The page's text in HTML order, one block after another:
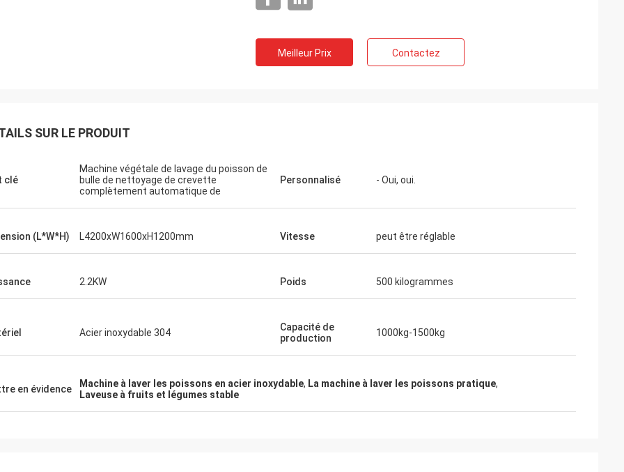
Meilleur Prix Contactez
SUR LE PRODUIT
clé
Machine végétale de lavage du poisson de
bulle de nettoyage de crevette
complètement automatique de
Personnalisé - Oui, oui.
(L*W*H) L4200xW1600xH1200mm Vitesse peut être réglable
2.2KW Poids 500 kilogrammes
Acier inoxydable 304
Capacité de
production
1000kg-1500kg
en évidence Machine à laver les poissons en acier inoxydable, La machine à laver les poissons pratique,
Laveuse à fruits et légumes stable